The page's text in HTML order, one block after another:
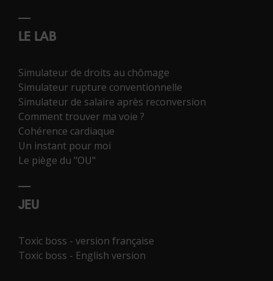
LE LAB
Simulateur de droits au chômage
Simulateur rupture conventionnelle
Simulateur de salaire après reconversion
Comment trouver ma voie ?
Cohérence cardiaque
Un instant pour moi
Le piège du "OU"
JEU
Toxic boss - version française
Toxic boss - English version